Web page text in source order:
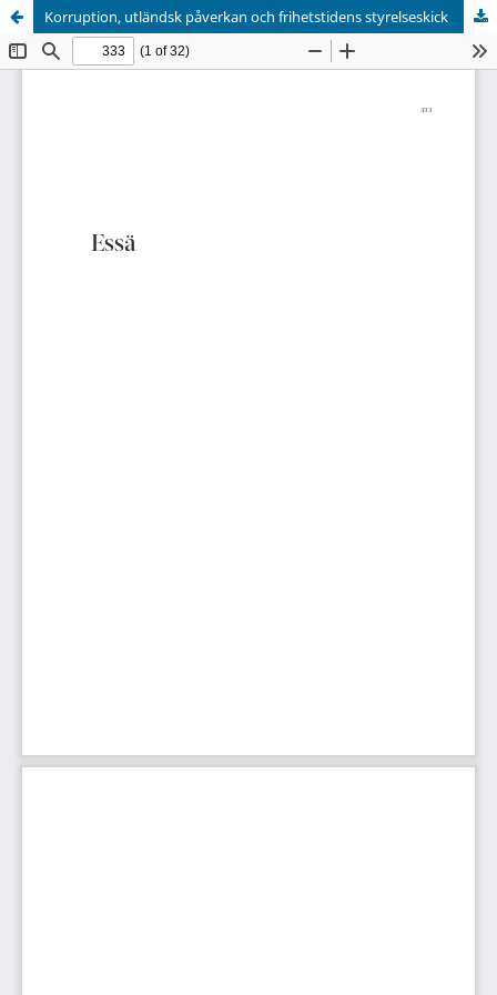
Korruption, utländsk påverkan och frihetstidens styrelseskick